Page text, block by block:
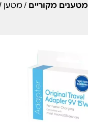
מטענים מקוריים / מטען 15W עם כבל USB Micro מבית Samsung